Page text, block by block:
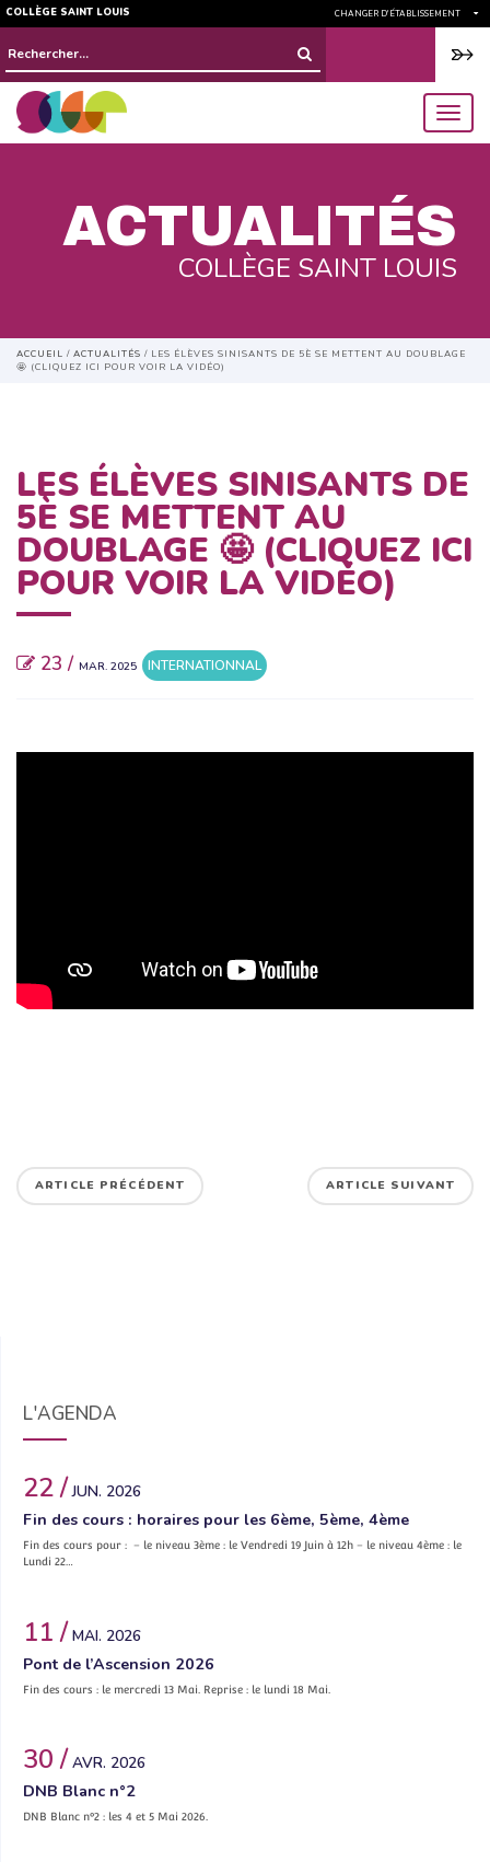
COLLÈGE SAINT LOUIS CHANGER D'ÉTABLISSEMENT
Rechercher :
menu
ACTUALITÉS
COLLÈGE SAINT LOUIS
ACCUEIL / ACTUALITÉS / LES ÉLÈVES SINISANTS DE 5È SE METTENT AU DOUBLAGE
🤩 (CLIQUEZ ICI POUR VOIR LA VIDÉO)
LES ÉLÈVES SINISANTS DE
5È SE METTENT AU
DOUBLAGE 🤩 (CLIQUEZ ICI
POUR VOIR LA VIDÉO)
23 / MAR. 2025 INTERNATIONNAL
ARTICLE PRÉCÉDENT ARTICLE SUIVANT
L'AGENDA
22 /JUN. 2026
Fin des cours : horaires pour les 6ème, 5ème, 4ème
Fin des cours pour : – le niveau 3ème : le Vendredi 19 Juin à 12h – le niveau 4ème : le
Lundi 22…
11 / MAI. 2026
Pont de l’Ascension 2026
Fin des cours : le mercredi 13 Mai. Reprise : le lundi 18 Mai.
30 / AVR. 2026
DNB Blanc n°2
DNB Blanc n°2 : les 4 et 5 Mai 2026.